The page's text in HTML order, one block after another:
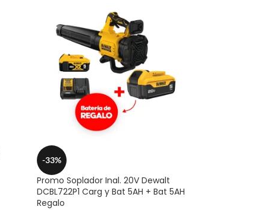
-33%
Promo Soplador Inal. 20V Dewalt
DCBL722P1 Carg y Bat 5AH + Bat 5AH
Regalo